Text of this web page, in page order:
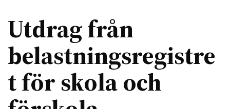
Utdrag från
belastningsregistre
t för skola och